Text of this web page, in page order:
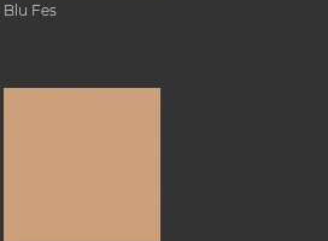
Blu Fes